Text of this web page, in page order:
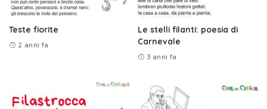
Teste fiorite
2 anni fa
Le stelli filanti: poesia di
Carnevale
3 anni fa